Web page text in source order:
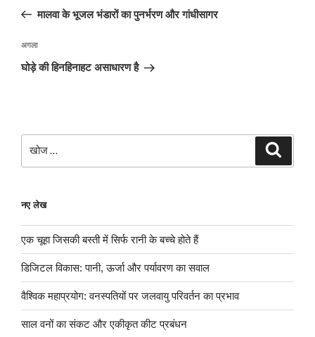
पोस्ट:मालवा के भूजल भंडारों का पुनर्भरण और गांधीसागर
अगली
पोस्ट
अगला
घोड़े की हिनहिनाहट असाधारण है
खोजे
नए लेख
एक चूहा जिसकी बस्ती में सिर्फ रानी के बच्चे होते हैं
डिजिटल विकास: पानी, ऊर्जा और पर्यावरण का सवाल
वैश्विक महाप्रयोग: वनस्पतियों पर जलवायु परिवर्तन का प्रभाव
साल वनों का संकट और एकीकृत कीट प्रबंधन